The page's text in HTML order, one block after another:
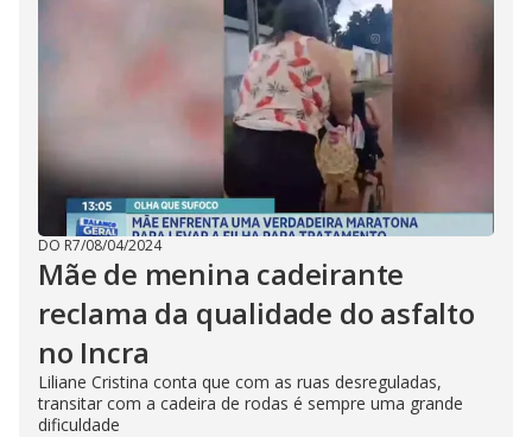
DO R7/08/04/2024
Mãe de menina cadeirante
reclama da qualidade do asfalto
no Incra
Liliane Cristina conta que com as ruas desreguladas,
transitar com a cadeira de rodas é sempre uma grande
dificuldade